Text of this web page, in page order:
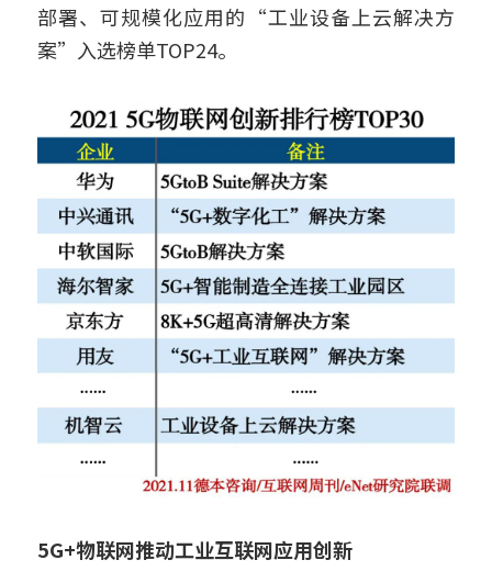
水族灯智能化解决方案
鱼缸水泵智能化解决方案
智能家电/家居解决方案
鱼缸加热棒智能化解决方案
厨房电器智能化解决方案
变频器智能化解决方案
无人自助设备解决方案
申请开发板
搜索
English
部署、可规模化应用的“工业设备上云解决方
案”入选榜单TOP24。
5G+物联网推动工业互联网应用创新